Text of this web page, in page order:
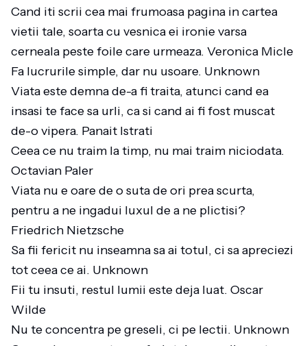
Cand iti scrii cea mai frumoasa pagina in cartea
vietii tale, soarta cu vesnica ei ironie varsa
cerneala peste foile care urmeaza. Veronica Micle
Fa lucrurile simple, dar nu usoare. Unknown
Viata este demna de-a fi traita, atunci cand ea
insasi te face sa urli, ca si cand ai fi fost muscat
de-o vipera. Panait Istrati
Ceea ce nu traim la timp, nu mai traim niciodata.
Octavian Paler
Viata nu e oare de o suta de ori prea scurta,
pentru a ne ingadui luxul de a ne plictisi?
Friedrich Nietzsche
Sa fii fericit nu inseamna sa ai totul, ci sa apreciezi
tot ceea ce ai. Unknown
Fii tu insuti, restul lumii este deja luat. Oscar
Wilde
Nu te concentra pe greseli, ci pe lectii. Unknown